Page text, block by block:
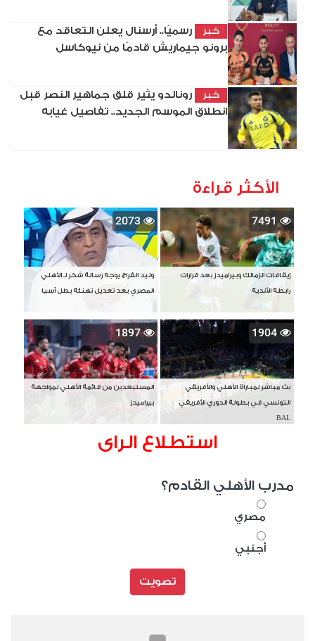
خبر
رسميًا.. أرسنال يعلن التعاقد مع
برونو جيماريش قادمًا من نيوكاسل
خبر
رونالدو يثير قلق جماهير النصر قبل
انطلاق الموسم الجديد.. تفاصيل غيابه
الأكثر قراءة
7491
إيقافات الزمالك وبيراميدز بعد قرارات
رابطة الأندية
2073
وليد الفراج يوجه رسالة شكر لـ الأهلي
المصري بعد تعديل تهنئة بطل آسيا
1904
بث مباشر لمباراة الأهلي والأفريقي
التونسي في بطولة الدوري الأفريقي
BAL
1897
المستبعدين من قائمة الأهلي لمواجهة
بيراميدز
استطلاع الراى
مدرب الأهلي القادم؟
مصري
أجنبي
تصويت